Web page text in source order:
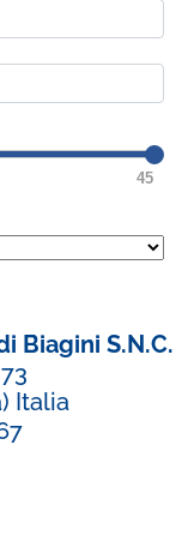
45
Biagini S.N.C.
Italia